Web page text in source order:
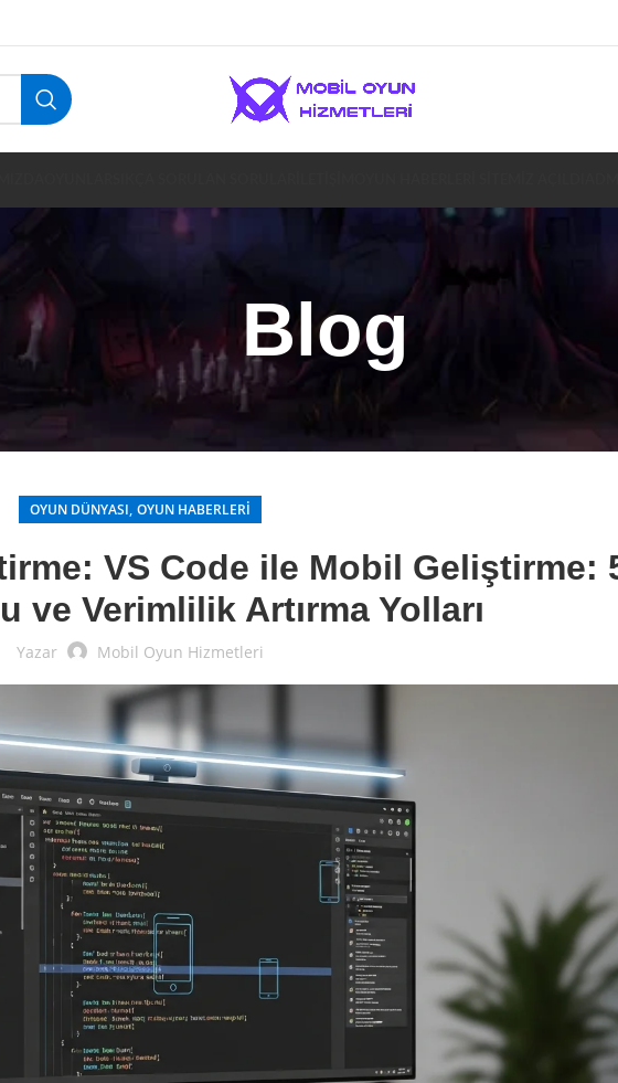
Blog
OYUN DÜNYASI, OYUN HABERLERI
VS Code ile Mobil Geliştirme:
ve Verimlilik Artırma Yolları
Yazar Mobil Oyun Hizmetleri